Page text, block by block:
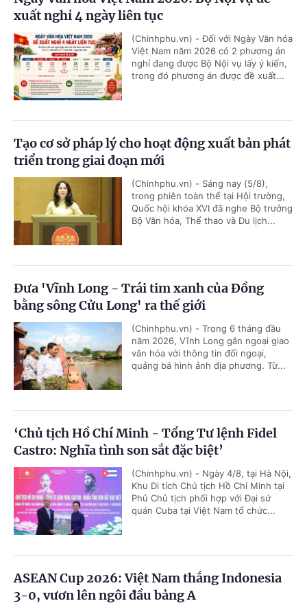
xuất nghỉ 4 ngày liên tục
(Chinhphu.vn) - Đối với Ngày Văn hóa
Việt Nam năm 2026 có 2 phương án
nghỉ đang được Bộ Nội vụ lấy ý kiến,
trong đó phương án được đề xuất...
Tạo cơ sở pháp lý cho hoạt động xuất bản phát
triển trong giai đoạn mới
(Chinhphu.vn) - Sáng nay (5/8),
trong phiên toàn thể tại Hội trường,
Quốc hội khóa XVI đã nghe Bộ trưởng
Bộ Văn hóa, Thể thao và Du lịch...
Đưa 'Vĩnh Long - Trái tim xanh của Đồng
bằng sông Cửu Long' ra thế giới
(Chinhphu.vn) - Trong 6 tháng đầu
năm 2026, Vĩnh Long gắn ngoại giao
văn hóa với thông tin đối ngoại,
quảng bá hình ảnh địa phương. Từ...
‘Chủ tịch Hồ Chí Minh - Tổng Tư lệnh Fidel
Castro: Nghĩa tình son sắt đặc biệt’
(Chinhphu.vn) - Ngày 4/8, tại Hà Nội,
Khu Di tích Chủ tịch Hồ Chí Minh tại
Phủ Chủ tịch phối hợp với Đại sứ
quán Cuba tại Việt Nam tổ chức...
ASEAN Cup 2026: Việt Nam thắng Indonesia
3-0, vươn lên ngôi đầu bảng A